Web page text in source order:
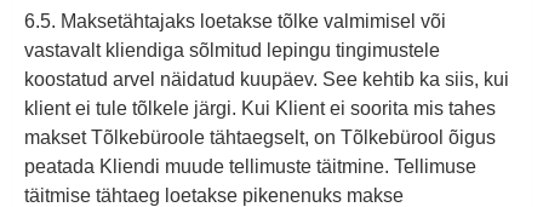
6.5. Maksetähtajaks loetakse tõlke valmimisel või
vastavalt kliendiga sõlmitud lepingu tingimustele
koostatud arvel näidatud kuupäev. See kehtib ka siis, kui
klient ei tule tõlkele järgi. Kui Klient ei soorita mis tahes
makset Tõlkebüroole tähtaegselt, on Tõlkebürool õigus
peatada Kliendi muude tellimuste täitmine. Tellimuse
täitmise tähtaeg loetakse pikenenuks makse